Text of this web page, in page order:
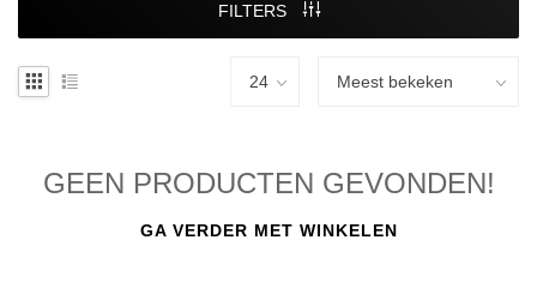
FILTERS
GEEN PRODUCTEN GEVONDEN!
GA VERDER MET WINKELEN